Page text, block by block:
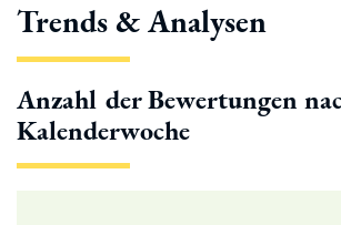
Trends & Analysen
Anzahl der Bewertungen
Kalenderwoche